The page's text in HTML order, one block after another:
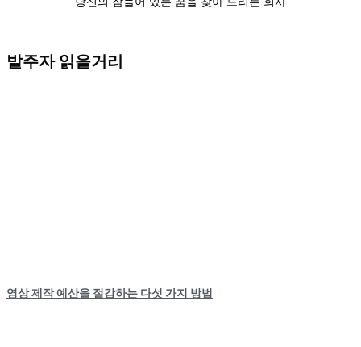
발주자 읽을거리
영상 제작 예산을 절감하는 다섯 가지 방법